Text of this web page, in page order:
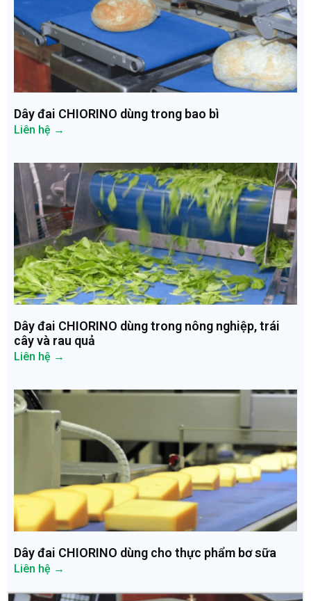
Dây đai CHIORINO dùng trong bao bì
Liên hệ →
Dây đai CHIORINO dùng trong nông nghiệp, trái
cây và rau quả
Liên hệ →
Dây đai CHIORINO dùng cho thực phẩm bơ sữa
Liên hệ →